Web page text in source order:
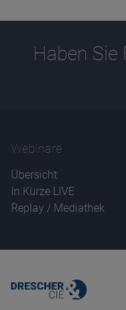
Haben Sie
Webinare
Übersicht
In Kürze LIVE
Replay / Mediathek